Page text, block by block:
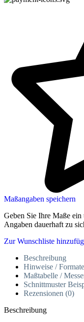
Maßangaben speichern
Geben Sie Ihre Maße
Angaben dauerhaft zu
Zur Wunschliste
Beschreibung
Hinweise / Formate
Maßtabelle /
Schnittmuster
Rezensionen (0)
Beschreibung